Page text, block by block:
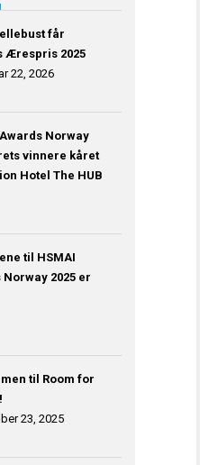
får
Ærespris 2025
22, 2026
Norway
vinnere kåret
Hotel The HUB
til HSMAI
2025 er
til Room for
23, 2025